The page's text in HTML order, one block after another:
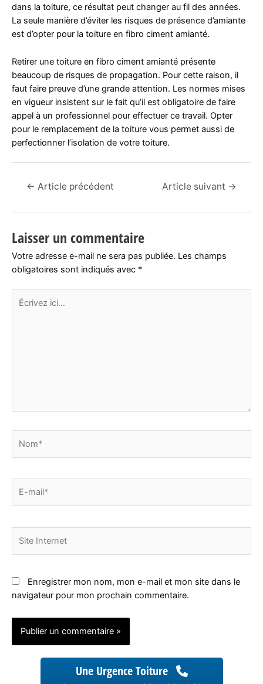
dans la toiture, ce résultat peut changer au fil des années.
La seule manière d’éviter les risques de présence d’amiante
est d’opter pour la toiture en fibro ciment amianté.
Retirer une toiture en fibro ciment amianté présente
beaucoup de risques de propagation. Pour cette raison, il
faut faire preuve d’une grande attention. Les normes mises
en vigueur insistent sur le fait qu’il est obligatoire de faire
appel à un professionnel pour effectuer ce travail. Opter
pour le remplacement de la toiture vous permet aussi de
perfectionner l’isolation de votre toiture.
Navigation
← Article précédent Article suivant →
Laisser un commentaire
Votre adresse e-mail ne sera pas publiée. Les champs
obligatoires sont indiqués avec *
Écrivez
ici…
mail*
Internet
Enregistrer mon nom, mon e-mail et mon site dans le
navigateur pour mon prochain commentaire.
Une Urgence Toiture